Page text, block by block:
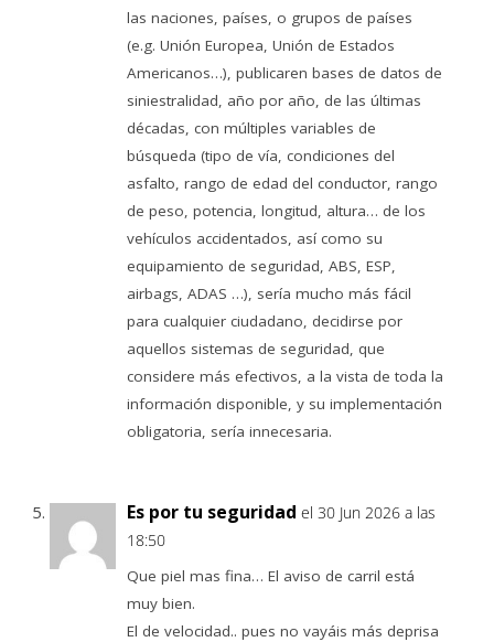
las naciones, países, o grupos de países
(e.g. Unión Europea, Unión de Estados
Americanos…), publicaren bases de datos de
siniestralidad, año por año, de las últimas
décadas, con múltiples variables de
búsqueda (tipo de vía, condiciones del
asfalto, rango de edad del conductor, rango
de peso, potencia, longitud, altura… de los
vehículos accidentados, así como su
equipamiento de seguridad, ABS, ESP,
airbags, ADAS …), sería mucho más fácil
para cualquier ciudadano, decidirse por
aquellos sistemas de seguridad, que
considere más efectivos, a la vista de toda la
información disponible, y su implementación
obligatoria, sería innecesaria.
Es por tu seguridad el 30 Jun 2026 a las
18:50
Que piel mas fina… El aviso de carril está
muy bien.
El de velocidad.. pues no vayáis más deprisa